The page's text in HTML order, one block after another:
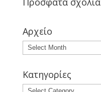
Αρχείο
Κατηγορίες